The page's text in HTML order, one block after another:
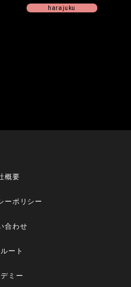
harajuku
概要
ーポリシー
合わせ
ート
ミー